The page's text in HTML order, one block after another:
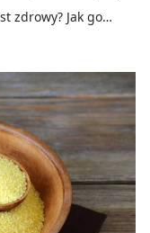
zdrowy? Jak go…